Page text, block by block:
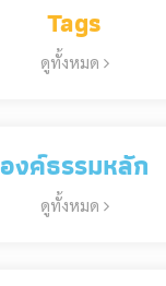
Tags
ดูทั้งหมด
องค์ธรรมหลัก
ดูทั้งหมด